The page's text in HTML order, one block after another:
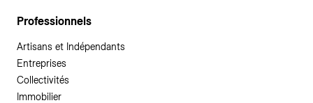
Professionnels
Artisans et Indépendants
Entreprises
Collectivités
Immobilier